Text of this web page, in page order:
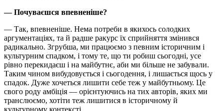
— Почуваєшся впевненіше?
— Так, впевненіше. Нема потреби в якихось солодких
аргументаціях, та й радше ракурс їх сприйняття змінився
радикально. Згрубша, ми працюємо з певним історичним і
культурним спадком, і тому те, що ти робиш сьогодні, усе
рівно перекидаєш і на майбутнє, аби ми більше не забували.
Таким чином вибудовується і сьогодення, і лишається щось у
спадок. Дуже хочеться лишити себе теж у майбутньому. Це
свого роду амбіція — орієнтуючись на тих авторів, яких ми
транслюємо, хотіти теж лишитися в історичному й
культурному контексті.